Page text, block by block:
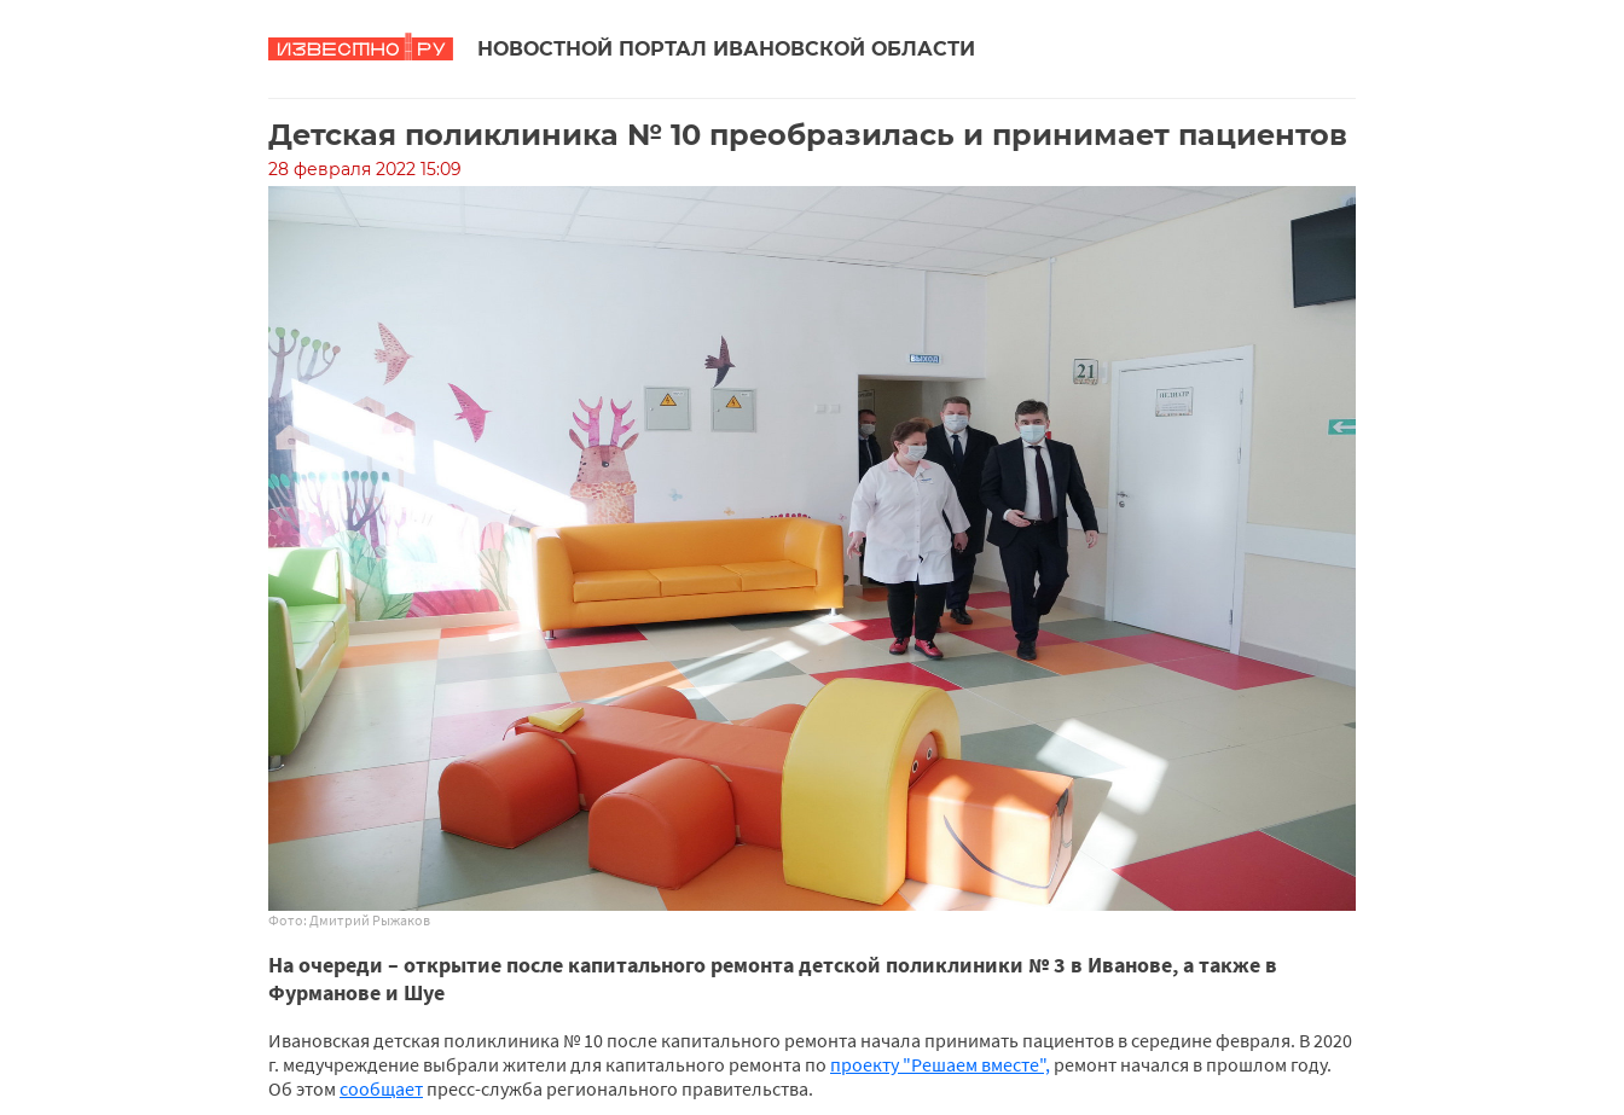
НОВОСТНОЙ ПОРТАЛ ИВАНОВСКОЙ ОБЛАСТИ
Детская поликлиника № 10 преобразилась и принимает пациентов
28 февраля 2022 15:09
Фото: Дмитрий Рыжаков
На очереди – открытие после капитального ремонта детской поликлиники № 3 в Иванове, а также в
Фурманове и Шуе
Ивановская детская поликлиника № 10 после капитального ремонта начала принимать пациентов в середине февраля. В 2020
г. медучреждение выбрали жители для капитального ремонта по проекту "Решаем вместе", ремонт начался в прошлом году.
Об этом сообщает пресс-служба регионального правительства.